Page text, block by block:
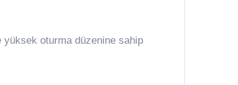
oturma düzenine sahip